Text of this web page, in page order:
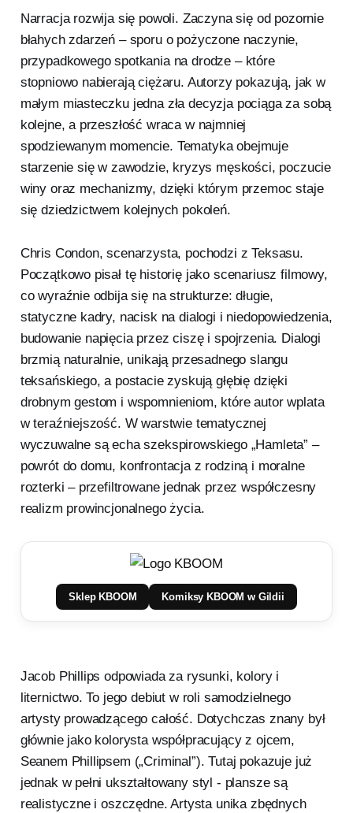
Narracja rozwija się powoli. Zaczyna się od pozornie
błahych zdarzeń – sporu o pożyczone naczynie,
przypadkowego spotkania na drodze – które
stopniowo nabierają ciężaru. Autorzy pokazują, jak w
małym miasteczku jedna zła decyzja pociąga za sobą
kolejne, a przeszłość wraca w najmniej
spodziewanym momencie. Tematyka obejmuje
starzenie się w zawodzie, kryzys męskości, poczucie
winy oraz mechanizmy, dzięki którym przemoc staje
się dziedzictwem kolejnych pokoleń.
Chris Condon, scenarzysta, pochodzi z Teksasu.
Początkowo pisał tę historię jako scenariusz filmowy,
co wyraźnie odbija się na strukturze: długie,
statyczne kadry, nacisk na dialogi i niedopowiedzenia,
budowanie napięcia przez ciszę i spojrzenia. Dialogi
brzmią naturalnie, unikają przesadnego slangu
teksańskiego, a postacie zyskują głębię dzięki
drobnym gestom i wspomnieniom, które autor wplata
w teraźniejszość. W warstwie tematycznej
wyczuwalne są echa szekspirowskiego „Hamleta” –
powrót do domu, konfrontacja z rodziną i moralne
rozterki – przefiltrowane jednak przez współczesny
realizm prowincjonalnego życia.
Sklep KBOOM Komiksy KBOOM w Gildii
Jacob Phillips odpowiada za rysunki, kolory i
liternictwo. To jego debiut w roli samodzielnego
artysty prowadzącego całość. Dotychczas znany był
głównie jako kolorysta współpracujący z ojcem,
Seanem Phillipsem („Criminal”). Tutaj pokazuje już
jednak w pełni ukształtowany styl - plansze są
realistyczne i oszczędne. Artysta unika zbędnych